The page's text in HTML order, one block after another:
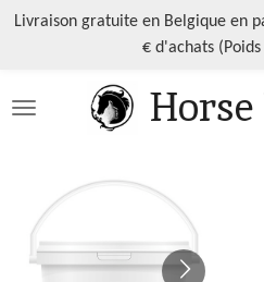
Passer
principal
Livraison gratuite en Belgique en
€ d'achats